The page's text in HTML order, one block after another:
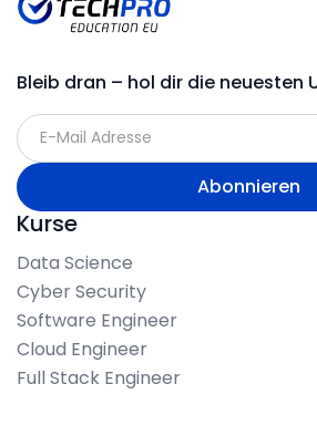
Bleib dran – hol dir die neuesten
Kurse
Data Science
Cyber Security
Software Engineer
Cloud Engineer
Full Stack Engineer